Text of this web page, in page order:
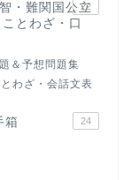
・難関国公立
とわざ・口
22
＆予想問題集
わざ・会話文表
箱 24